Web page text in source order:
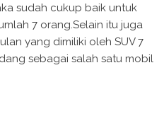
sudah cukup baik untuk
7 orang.Selain itu juga
yang dimiliki oleh SUV 7
sebagai salah satu mobil